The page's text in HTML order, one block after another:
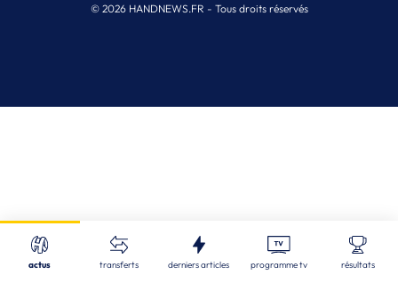
Recherche
© 2026 HANDNEWS.FR - Tous droits réservés
actus transferts derniers articles programme tv résultats
Nos derniers articles
ALL | 08/08/2026